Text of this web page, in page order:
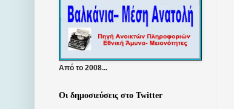
Από το 2008...
Οι δημοσιεύσεις στο Twitter